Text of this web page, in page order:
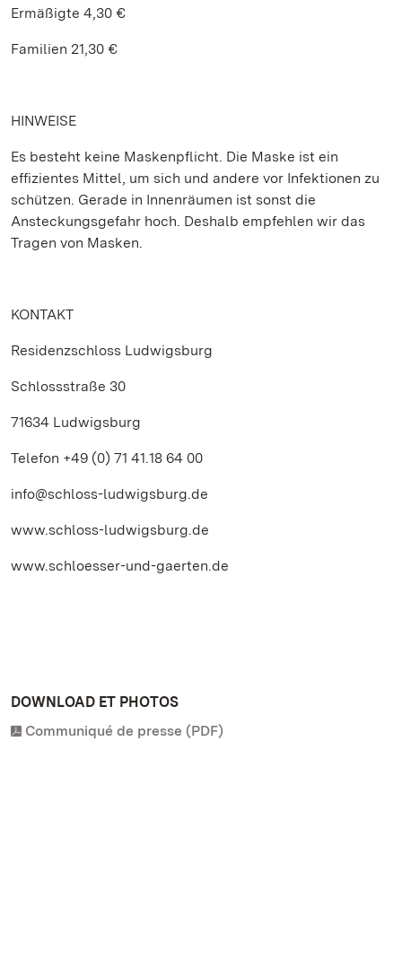
Ermäßigte 4,30 €
Familien 21,30 €
HINWEISE
Es besteht keine Maskenpflicht. Die Maske ist ein
effizientes Mittel, um sich und andere vor Infektionen zu
schützen. Gerade in Innenräumen ist sonst die
Ansteckungsgefahr hoch. Deshalb empfehlen wir das
Tragen von Masken.
KONTAKT
Residenzschloss Ludwigsburg
Schlossstraße 30
71634 Ludwigsburg
Telefon +49 (0) 71 41.18 64 00
info@schloss-ludwigsburg.de
www.schloss-ludwigsburg.de
www.schloesser-und-gaerten.de
DOWNLOAD ET PHOTOS
Communiqué de presse (PDF)